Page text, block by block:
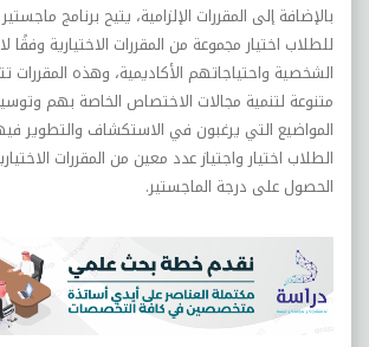
بالإضافة إلى المقررات الإلزامية، يتيح برنامج
للطلاب اختيار مجموعة من المقررات الاختيارية وفقًا
الشخصية واحتياجاتهم الأكاديمية، وهذه المقررات
متنوعة لتنمية مجالات الاختصاص الخاصة بهم
المواضيع التي يرغبون في الاستكشاف والتطوير
الطلاب اختيار واجتياز عدد معين من المقررات
الحصول على درجة الماجستير.